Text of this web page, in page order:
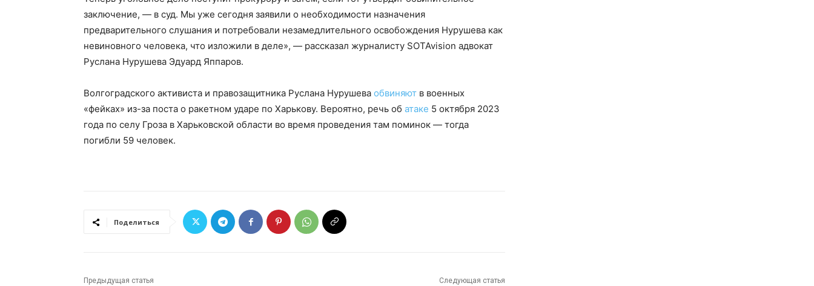
заключение, — в суд. Мы уже сегодня заявили о необходимости назначения
предварительного слушания и потребовали незамедлительного освобождения Нурушева как
невиновного человека, что изложили в деле», — рассказал журналисту SOTAvision адвокат
Руслана Нурушева Эдуард Яппаров.
Волгоградского активиста и правозащитника Руслана Нурушева обвиняют в военных
«фейках» из-за поста о ракетном ударе по Харькову. Вероятно, речь об атаке 5 октября 2023
года по селу Гроза в Харьковской области во время проведения там поминок — тогда
погибли 59 человек.
Поделиться
Предыдущая статья Следующая статья